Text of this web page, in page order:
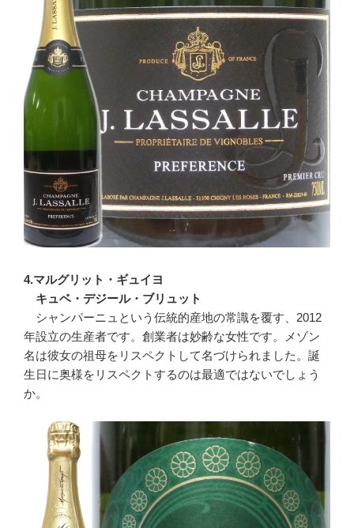
4.マルグリット・ギュイヨ
キュベ・デジール・ブリュット
シャンパーニュという伝統的産地の常識を覆す、2012
年設立の生産者です。創業者は妙齢な女性です。メゾン
名は彼女の祖母をリスペクトして名づけられました。誕
生日に奥様をリスペクトするのは最適ではないでしょう
か。